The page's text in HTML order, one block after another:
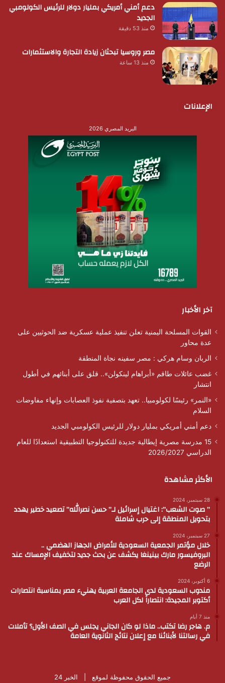
دعم أمني أمريكي بمليار دولار للرئيس الكولومبي
الجديد
منذ 53 دقيقة
مصر وروسيا تبحثان زيادة التجارة والاستثمارات
منذ 13 ساعة
الإعلانات
البريد المصري 2026
آخر الأخبار
القوات المسلحة اليمنية تعلن تنفيذ عملية عسكرية ضد الحوثيين على
عدة محاور
الربان وسام هركي : مصر سفينه نجاة المنطقة
غضب عائلات طاقم «أبراهام لينكولن».. قلق على أبنائهم في أطول
انتشار
«النمر» رئيسًا لكولومبيا.. تعهد بتصفية نفوذ العصابات وإنهاء مفاوضات
السلام
دعم أمني أمريكي بمليار دولار للرئيس الكولومبي الجديد
15 مدرسة مصرية إيطالية جديدة للتكنولوجيا التطبيقية استعدادًا للعام
الدراسي 2026/2027
الأكثر مشاهدة
28 سبتمبر، 2024
” صوت الشعب”: اغتيال إسرائيل لـ” حسن نصرالله” تصعيد خطير يهدد
بتحويل المنطقة إلى حرب شاملة
27 سبتمبر، 2024
خلال مؤتمر الجمعية السعودية للأمراض الجهاز الهضمي ..
البروفيسور مارك بينينغا يكشف عن بحث جديد لتخفيف الإمساك عند
الرضع
6 أكتوبر، 2024
مندوب السعودية لدى الجامعة العربية يهنيء مصر بمناسبة انتصارات
أكتوبر المجيدة: انتصاراً لكل العرب
منذ 7 أيام
م. هاجر رضا تكتب.. ماذا لو كان الجاني يجلس في الصف الأول؟ تأملات
في رسالتنا لأبنائنا مع إعلان نتائج الثانوية العامة
جميع الحقوق محفوظة لموقع | الخبر 24